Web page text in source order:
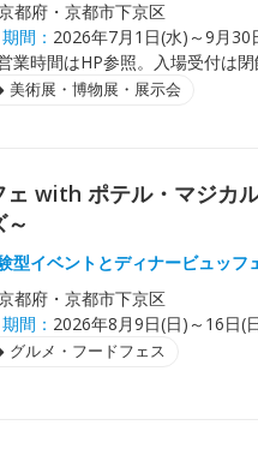
都府・京都市下京区
期間： 2026年7月1日(水)～9月
業時間はHP参照。入場受付は閉
美術展・博物展・展示会
with ポテル・マジカ
型イベントとディナービュッフ
都府・京都市下京区
期間： 2026年8月9日(日)～16日(
グルメ・フードフェス